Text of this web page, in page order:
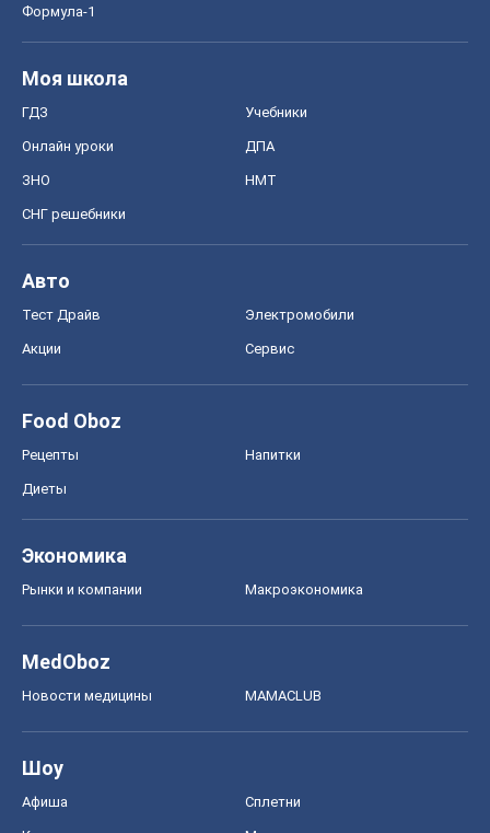
Формула-1
Моя школа
ГДЗ Учебники
Онлайн уроки ДПА
ЗНО НМТ
СНГ решебники
Авто
Тест Драйв Электромобили
Акции Сервис
Food Oboz
Рецепты Напитки
Диеты
Экономика
Рынки и компании Mакроэкономика
MedOboz
Новости медицины MAMACLUB
Шоу
Афиша Сплетни